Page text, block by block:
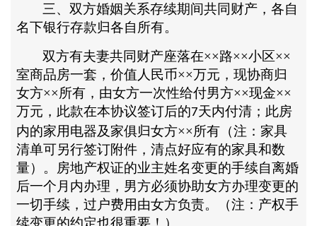
三、双方婚姻关系存续期间共同财产，各自
名下银行存款归各自所有。
双方有夫妻共同财产座落在××路××小区××
室商品房一套，价值人民币××万元，现协商归
女方××所有，由女方一次性给付男方××现金××
万元，此款在本协议签订后的7天内付清；此房
内的家用电器及家俱归女方××所有（注：家具
清单可另行签订附件，清点好应有的家具和数
量）。房地产权证的业主姓名变更的手续自离婚
后一个月内办理，男方必须协助女方办理变更的
一切手续，过户费用由女方负责。（注：产权手
续变更的约定也很重要！）